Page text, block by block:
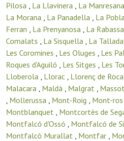
Pilosa , La Llavinera , La Manresana
La Morana , La Panadella , La
Ferran , La Prenyanosa , La Rabassa
Comalats , La Sisquella , La Tallada
Les Coromines , Les Oluges , Les
Roques d'Aguiló , Les Sitges , Les
Lloberola , Llorac , Llorenç de
Malacara , Maldà , Malgrat ,
, Mollerussa , Mont-Roig , Mont-ros
Montblanquet , Montcortès de
Montfalcó d'Ossó , Montfalcó de
Montfalcò Murallat , Montfar ,